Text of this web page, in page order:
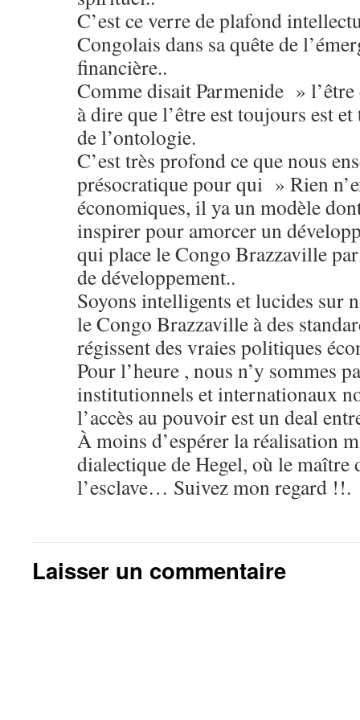
C’est ce verre de plafond
Congolais dans sa quête de
financière..
Comme disait Parmenide »
à dire que l’être est toujours est
de l’ontologie.
C’est très profond ce que nous
présocratique pour qui » Rien
économiques, il ya un modèle
inspirer pour amorcer un
qui place le Congo Brazzaville
de développement..
Soyons intelligents et lucides sur
le Congo Brazzaville à des
régissent des vraies politiques
Pour l’heure , nous n’y sommes
institutionnels et internationaux
l’accès au pouvoir est un deal
À moins d’espérer la réalisation
dialectique de Hegel, où le maître
l’esclave… Suivez mon regard !!.
Laisser un commentaire